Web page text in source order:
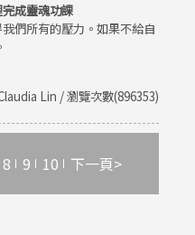
成靈魂功課
們所有的壓力。如果不給自
Lin / 瀏覽次數(896353)
8 9 10 下一頁>